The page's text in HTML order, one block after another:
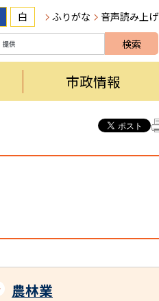
白 ふりがな 音声読み上げ
市政情報
農林業